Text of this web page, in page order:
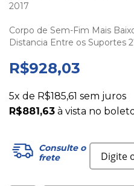
R$928,03
5x de R$185,61 sem juros
R$881,63 à vista no
2017
Corpo de Sem-Fim Mais
Distancia Entre os Suportes
Consulte o
frete